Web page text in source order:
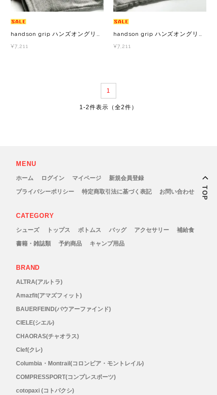
ボトル・携帯カップ
テーピング・サポーター
MEDALIST(メダリスト)
POW BAR(パウバー)
SAMURAI GEL(サムライジェル)
ZEN NUTRITION(ゼンニュートリション)
ジャパンエナジーフード
梅丹
セット
COMPRESSPORT(コンプレスポーツ)
extremities (エクストリミティーズ)
finetrack(ファイントラック)
goodr(グダー)
injinji(インジンジ)
INSTINCT(インスティンクト)
Joe Nimble(ジョー ニンブル)
handson grip ハンズオングリップ Hobo HF ホーボーハーフ メンズ・レディース フィンガーレスグローブ 指なし手袋 手ぶくろ
¥7,211
handson grip ハンズオングリップ Hobo メンズ・レディース ランニンググローブ 手袋 手ぶくろ
¥7,211
1
1-2件表示（全2件）
MENU
ホーム ログイン マイページ
新規会員登録
プライバシーポリシー
特定商取引法に基づく表記 お問い合わせ
CATEGORY
シューズ トップス ボトムス バッグ アクセサリー
補給食
書籍・雑誌類
予約商品 キャンプ用品
BRAND
ALTRA(アルトラ)
Amazfit(アマズフィット)
BAUERFEIND(バウアーファインド)
CIELE(シエル)
CHAORAS(チャオラス)
Clef(クレ)
Columbia・Montrail(コロンビア・モントレイル)
COMPRESSPORT(コンプレスポーツ)
cotopaxi (コトパクシ)
TOP